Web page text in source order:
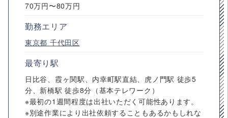
70万円〜80万円
勤務エリア
東京都 千代田区
最寄り駅
日比谷、霞ヶ関駅、内幸町駅直結、虎ノ門駅 徒歩5
分、新橋駅 徒歩8分（基本テレワーク）
※最初の1週間程度は出社いただく可能性あります。
※別途作業により出社依頼することもあるかもしれな